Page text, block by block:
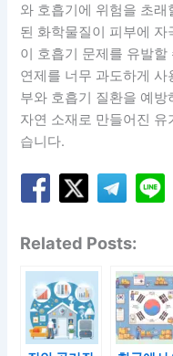
와 호흡기에 위험을 초
된 화학물질이 피부에
이 호흡기 문제를 유발
연제를 너무 과도하게
부와 호흡기 질환을 예
자연 소재로 만들어진
습니다.
Related Posts: